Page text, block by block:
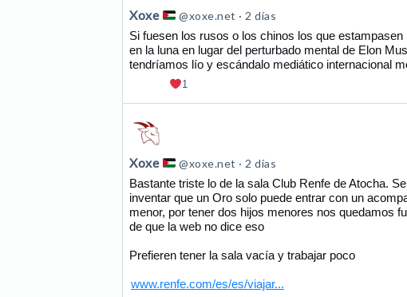
de
Xoxe
en
Bluesky
Xoxe @xoxe.net
2 días
Si fuesen los rusos o los chinos los que estampasen
en la luna en lugar del perturbado mental de Elon
tendríamos lío y escándalo mediático internacional
1
Ver
publicación
de
Xoxe
en
Bluesky
Xoxe @xoxe.net
2 días
Bastante triste lo de la sala Club Renfe de Atocha.
inventar que un Oro solo puede entrar con un
menor, por tener dos hijos menores nos quedamos
de que la web no dice eso
Prefieren tener la sala vacía y trabajar poco
www.renfe.com/es/es/viajar...